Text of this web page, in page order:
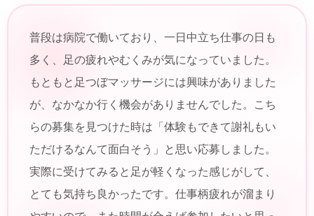
普段は病院で働いており、一日中立ち仕事の日も
多く、足の疲れやむくみが気になっていました。
もともと足つぼマッサージには興味がありました
が、なかなか行く機会がありませんでした。こち
らの募集を見つけた時は「体験もできて謝礼もい
ただけるなんて面白そう」と思い応募しました。
実際に受けてみると足が軽くなった感じがして、
とても気持ち良かったです。仕事柄疲れが溜まり